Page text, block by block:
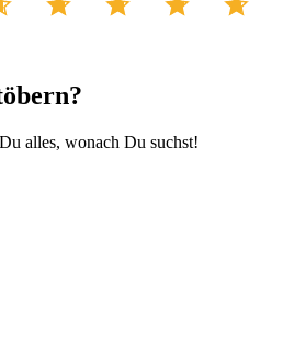
alles, wonach Du suchst!